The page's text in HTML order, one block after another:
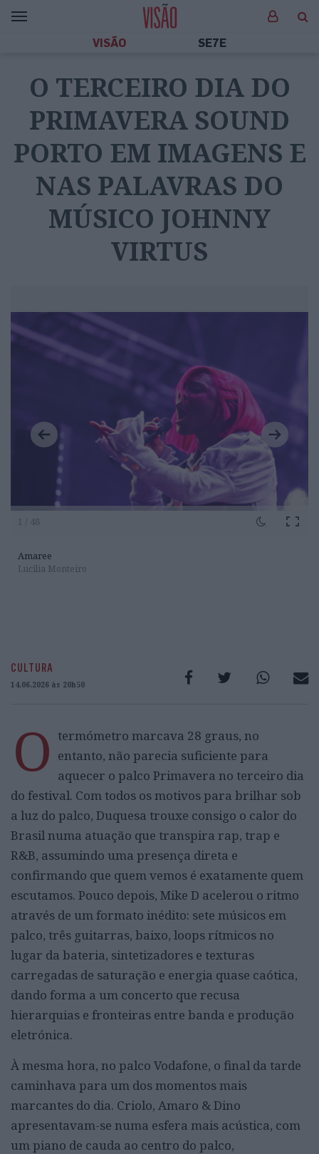
VISÃO SE7E
O TERCEIRO DIA DO
PRIMAVERA SOUND
PORTO EM IMAGENS E
NAS PALAVRAS DO
MÚSICO JOHNNY
VIRTUS
1 / 48
Amaree
Lucilia Monteiro
CULTURA
14.06.2026 às 20h50
O termómetro marcava 28 graus, no
entanto, não parecia suficiente para
aquecer o palco Primavera no terceiro dia
do festival. Com todos os motivos para brilhar sob
a luz do palco, Duquesa trouxe consigo o calor do
Brasil numa atuação que transpira rap, trap e
R&B, assumindo uma presença direta e
confirmando que quem vemos é exatamente quem
escutamos. Pouco depois, Mike D acelerou o ritmo
através de um formato inédito: sete músicos em
palco, três guitarras, baixo, loops rítmicos no
lugar da bateria, sintetizadores e texturas
carregadas de saturação e energia quase caótica,
dando forma a um concerto que recusa
hierarquias e fronteiras entre banda e produção
eletrónica.
À mesma hora, no palco Vodafone, o final da tarde
caminhava para um dos momentos mais
marcantes do dia. Criolo, Amaro & Dino
apresentavam-se numa esfera mais acústica, com
um piano de cauda ao centro do palco,